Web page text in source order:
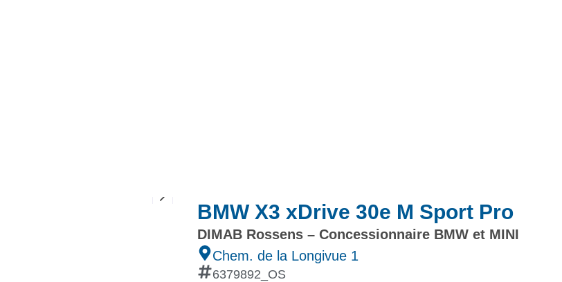
BMW X3 xDrive 30e M Sport Pro
DIMAB Rossens – Concessionnaire BMW et MINI
Chem. de la Longivue 1
6379892_OS